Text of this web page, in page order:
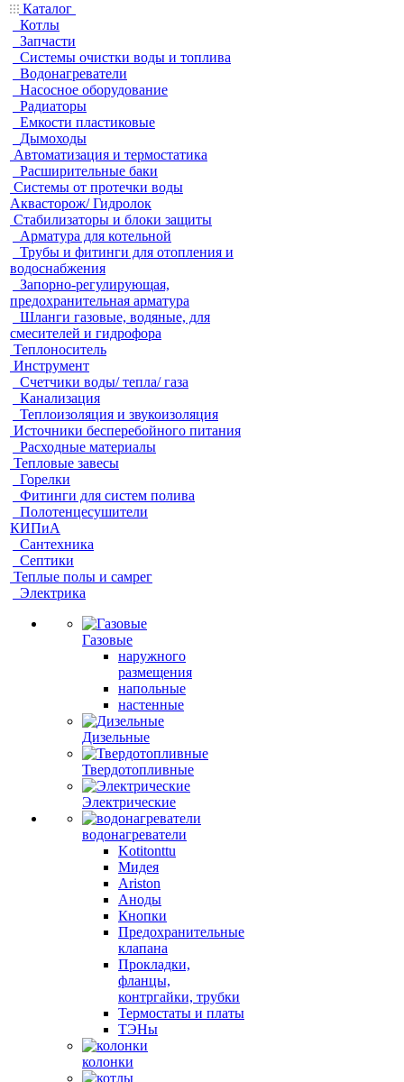
Каталог
Котлы
Запчасти
Системы очистки воды и топлива
Водонагреватели
Насосное оборудование
Радиаторы
Емкости пластиковые
Дымоходы
Автоматизация и термостатика
Расширительные баки
Системы от протечки воды
Аквасторож/ Гидролок
Стабилизаторы и блоки защиты
Арматура для котельной
Трубы и фитинги для отопления и
водоснабжения
Запорно-регулирующая,
предохранительная арматура
Шланги газовые, водяные, для
смесителей и гидрофора
Теплоноситель
Инструмент
Счетчики воды/ тепла/ газа
Канализация
Теплоизоляция и звукоизоляция
Источники бесперебойного питания
Расходные материалы
Тепловые завесы
Горелки
Фитинги для систем полива
Полотенцесушители
КИПиА
Сантехника
Септики
Теплые полы и самрег
Электрика
Газовые
наружного
размещения
напольные
настенные
Дизельные
Твердотопливные
Электрические
водонагреватели
Kotitonttu
Мидея
Ariston
Аноды
Кнопки
Предохранительные
клапана
Прокладки,
фланцы,
контргайки, трубки
Термостаты и платы
ТЭНы
колонки